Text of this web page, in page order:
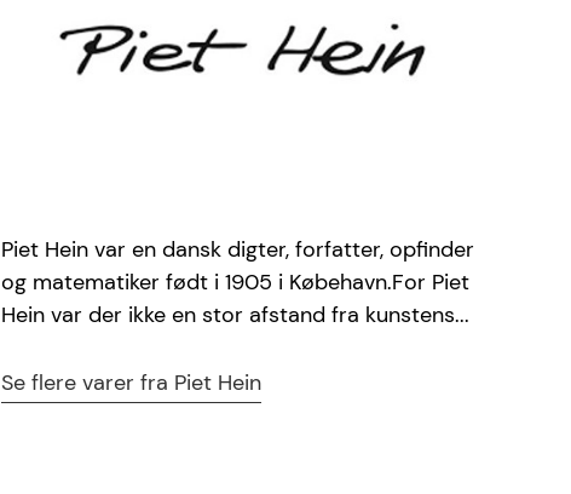
Piet Hein var en dansk digter, forfatter, opfinder
og matematiker født i 1905 i Købehavn.For Piet
Hein var der ikke en stor afstand fra kunstens...
Se flere varer fra Piet Hein